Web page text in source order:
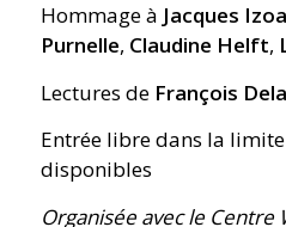
Hommage à Jacques
Purnelle, Claudine Helft,
Lectures de François
Entrée libre dans la
disponibles
Organisée avec le Centre